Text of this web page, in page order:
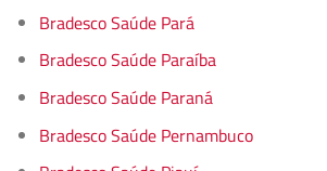
Bradesco Saúde Pará
Bradesco Saúde Paraíba
Bradesco Saúde Paraná
Bradesco Saúde Pernambuco